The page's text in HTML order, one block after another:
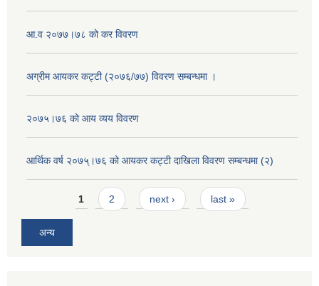
आ.व २०७७।७८ को कर विवरण
अग्रीम आयकर कट्टी (२०७६/७७) विवरण सम्बन्धमा ।
२०७५।७६ को आय व्यय विवरण
आर्थिक वर्ष २०७५्।७६ को आयकर कट्टी दाखिला विवरण सम्बन्धमा (२)
Pages1 2 next › last »
अन्य